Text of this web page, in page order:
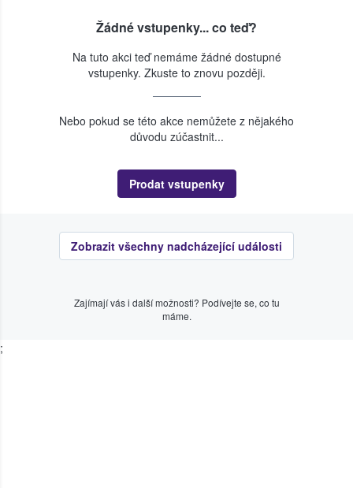
Žádné vstupenky... co teď?
Na tuto akci teď nemáme žádné dostupné
vstupenky. Zkuste to znovu později.
Nebo pokud se této akce nemůžete z nějakého
důvodu zúčastnit...
Prodat vstupenky
Zobrazit všechny nadcházející události
Zajímají vás i další možnosti? Podívejte se, co tu
máme.
;